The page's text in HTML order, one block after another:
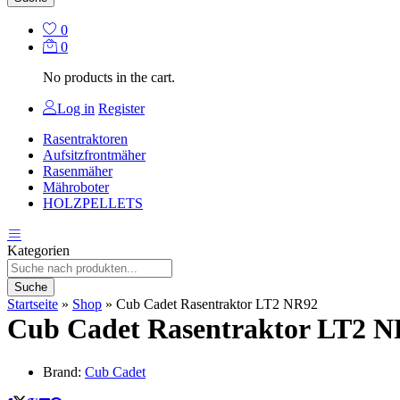
0
0
No products in the cart.
Log in Register
Rasentraktoren
Aufsitzfrontmäher
Rasenmäher
Mähroboter
HOLZPELLETS
Kategorien
Suche
Startseite » Shop » Cub Cadet Rasentraktor LT2 NR92
Cub Cadet Rasentraktor LT2
Brand: Cub Cadet